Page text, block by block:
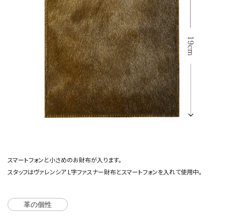
スマートフォンと小さめのお財布が入ります。
スタッフはヴァレンシア L字ファスナー財布とスマートフォンを入れて使用中。
革の個性